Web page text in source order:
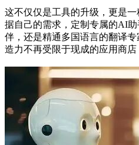
这不仅仅是工具的升级，更是
据自己的需求，定制专属的AI
伴，还是精通多国语言的翻译专
造力不再受限于现成的应用商店